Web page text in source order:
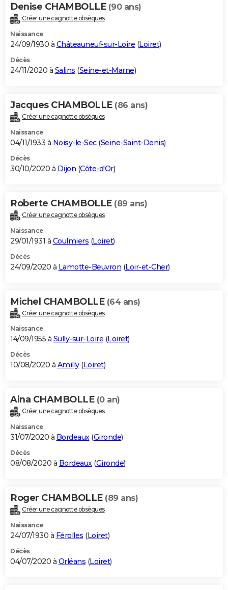
Denise CHAMBOLLE (90 ans)
Créer une cagnotte obsèques
Naissance
24/09/1930 à Châteauneuf-sur-Loire (Loiret)
Décès
24/11/2020 à Salins (Seine-et-Marne)
Jacques CHAMBOLLE (86 ans)
Créer une cagnotte obsèques
Naissance
04/11/1933 à Noisy-le-Sec(Seine-Saint-Denis)
Décès
30/10/2020 à Dijon (Côte-d'Or)
Roberte CHAMBOLLE (89 ans)
Créer une cagnotte obsèques
Naissance
29/01/1931 à Coulmiers (Loiret)
Décès
24/09/2020 à Lamotte-Beuvron (Loir-et-Cher)
Michel CHAMBOLLE (64 ans)
Créer une cagnotte obsèques
Naissance
14/09/1955 à Sully-sur-Loire (Loiret)
Décès
10/08/2020 à Amilly(Loiret)
Aina CHAMBOLLE (0 an)
Créer une cagnotte obsèques
Naissance
31/07/2020 à Bordeaux(Gironde)
Décès
08/08/2020 à Bordeaux(Gironde)
Roger CHAMBOLLE (89 ans)
Créer une cagnotte obsèques
Naissance
24/07/1930 à Férolles (Loiret)
Décès
04/07/2020 à Orléans (Loiret)